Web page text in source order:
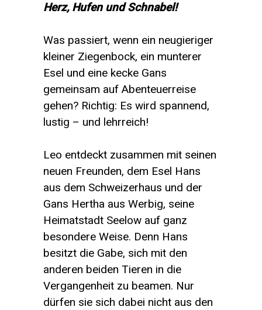
Herz, Hufen und Schnabel!
Was passiert, wenn ein neugieriger
kleiner Ziegenbock, ein munterer
Esel und eine kecke Gans
gemeinsam auf Abenteuerreise
gehen? Richtig: Es wird spannend,
lustig – und lehrreich!
Leo entdeckt zusammen mit seinen
neuen Freunden, dem Esel Hans
aus dem Schweizerhaus und der
Gans Hertha aus Werbig, seine
Heimatstadt Seelow auf ganz
besondere Weise. Denn Hans
besitzt die Gabe, sich mit den
anderen beiden Tieren in die
Vergangenheit zu beamen. Nur
dürfen sie sich dabei nicht aus den